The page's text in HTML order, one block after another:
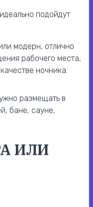
подойдут
модерн, отлично
рабочего места,
ночника.
размещать в
бане, сауне,
ИЛИ